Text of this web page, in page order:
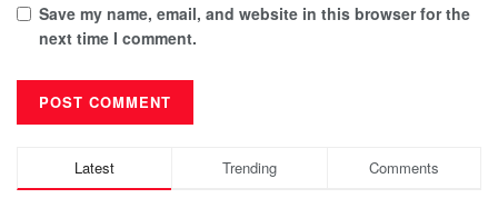
Save my name, email, and website in this browser for the
next time I comment.
Latest Trending Comments